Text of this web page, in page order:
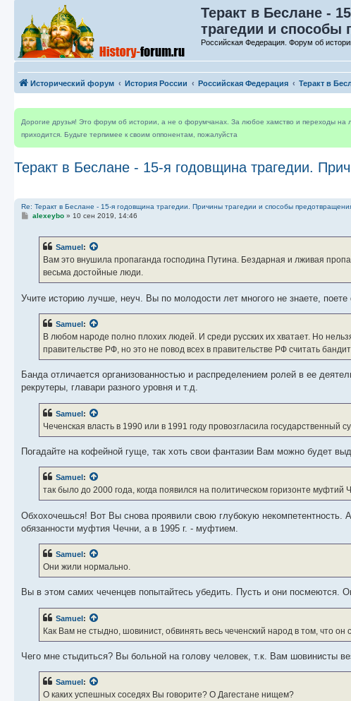
Теракт в Беслане -
трагедии и способы
Российская Федерация. Форум об
Исторический форум История России Российская Федерация Теракт в
Дорогие друзья! Это форум об истории, а не о форумчанах. За любое хамство и переходы
приходится. Будьте терпимее к своим оппонентам, пожалуйста
Теракт в Беслане - 15-я годовщина трагедии.
Re: Теракт в Беслане - 15-я годовщина трагедии. Причины трагедии и способы
Сalexeybo» 10 сен 2019, 14:46
Samuel :
Вам это внушила пропаганда господина Путина. Бездарная и лживая
весьма достойные люди.
Учите историю лучше, неуч. Вы по молодости лет многого не знаете, поете
Samuel:
В любом народе полно плохих людей. И среди русских их хватает. Но
правительстве РФ, но это не повод всех в правительстве РФ считать
Банда отличается организованностью и распределением ролей в ее
рекрутеры, главари разного уровня и т.д.
Samuel:
Чеченская власть в 1990 или в 1991 году провозгласила государственный
Погадайте на кофейной гуще, так хоть свои фантазии Вам можно будет
Samuel :
так было до 2000 года, когда появился на политическом горизонте
Обхохочешься! Вот Вы снова проявили свою глубокую
обязанности муфтия Чечни, а в 1995 г. - муфтием.
Samuel:
Они жили нормально.
Вы в этом самих чеченцев попытайтесь убедить. Пусть и они
Samuel:
Как Вам не стыдно, шовинист, обвинять весь чеченский народ в том, что он
Чего мне стыдиться? Вы больной на голову человек, т.к. Вам шовинисты
Samuel :
О каких успешных соседях Вы говорите? О Дагестане нищем?